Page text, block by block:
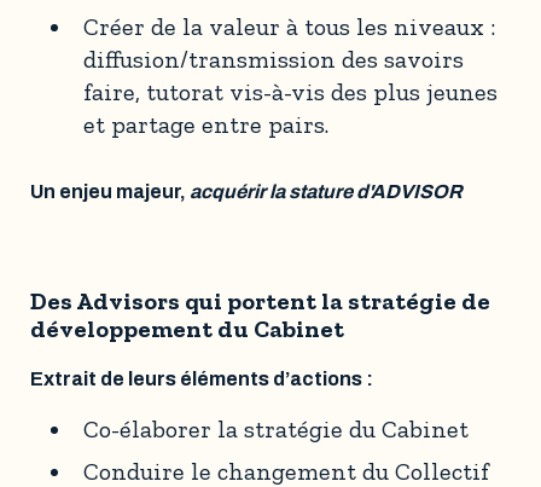
Créer de la valeur à tous les niveaux :
diffusion/transmission des savoirs
faire, tutorat vis-à-vis des plus jeunes
et partage entre pairs.
Un enjeu majeur, acquérir la stature d'ADVISOR
Des Advisors qui portent la stratégie de
développement du Cabinet
Extrait de leurs éléments d’actions :
Co-élaborer la stratégie du Cabinet
Conduire le changement du Collectif